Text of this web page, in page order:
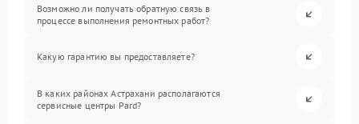
Возможно ли получать обратную связь в
процессе выполнения ремонтных работ?
Какую гарантию вы предоставляете?
В каких районах Астрахани располагаются
сервисные центры Pard?